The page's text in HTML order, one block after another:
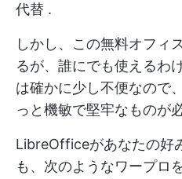
代替 .
しかし、この無料オフィ
るが、誰にでも使えるわ
は確かに少し不便なので
っと機敏で堅牢なものが
LibreOfficeがあなたの好
も、次のようなワープロ